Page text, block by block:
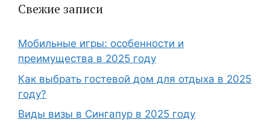
Свежие записи
Мобильные игры: особенности и
преимущества в 2025 году
Как выбрать гостевой дом для отдыха в 2025
году?
Виды визы в Сингапур в 2025 году